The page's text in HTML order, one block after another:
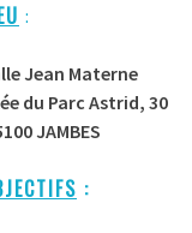
:
Jean Materne
du Parc Astrid, 30
JAMBES
: